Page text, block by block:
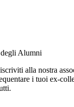
Alumni
alla nostra
i tuoi ex-